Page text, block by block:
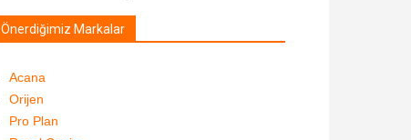
Önerdiğimiz Markalar
Acana
Orijen
Pro Plan